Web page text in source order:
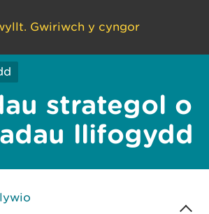
Gwiriwch y cyngor
strategol o
llifogydd